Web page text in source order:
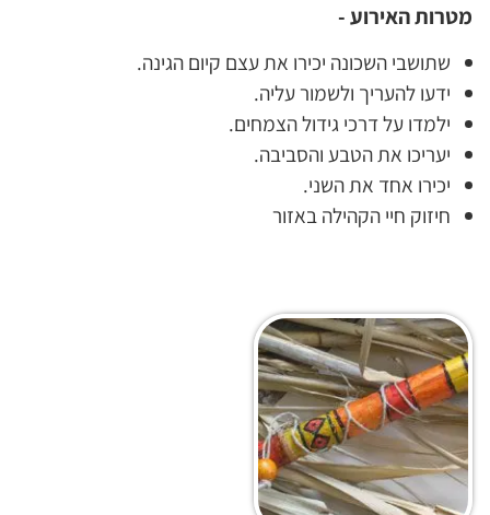
מטרות האירוע -
שתושבי השכונה יכירו את עצם קיום הגינה.
ידעו להעריך ולשמור עליה.
ילמדו על דרכי גידול הצמחים.
יעריכו את הטבע והסביבה.
יכירו אחד את השני.
חיזוק חיי הקהילה באזור